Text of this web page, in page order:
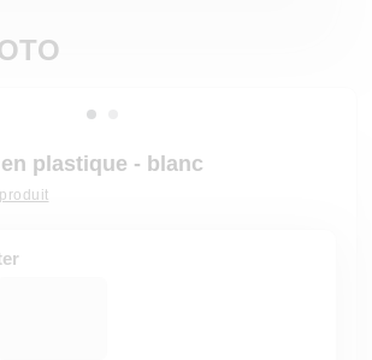
plastique - blanc